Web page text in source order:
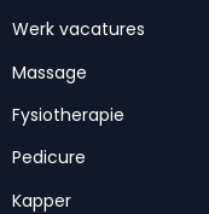
Werk vacatures
Massage
Fysiotherapie
Pedicure
Kapper